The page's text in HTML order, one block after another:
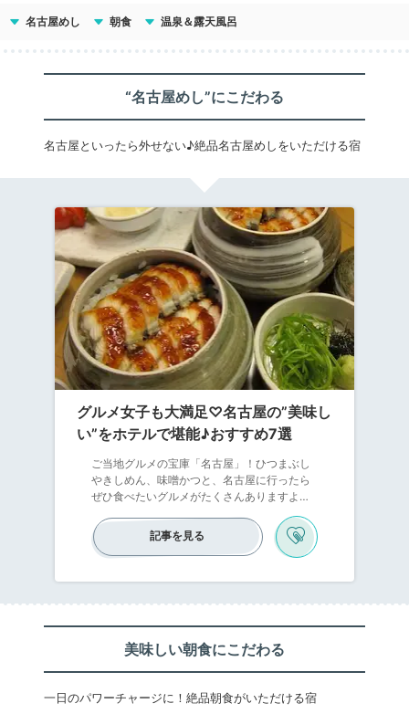
名古屋めし 朝食 温泉＆露天風呂
“名古屋めし”にこだわる
名古屋といったら外せない♪絶品名古屋めしをいただける宿
グルメ女子も大満足♡名古屋の”美味し
い”をホテルで堪能♪おすすめ7選
ご当地グルメの宝庫「名古屋」！ひつまぶし
やきしめん、味噌かつと、名古屋に行ったら
ぜひ食べたいグルメがたくさんありますよね♪
味しいグルメを堪能しませんか？グルメ大好
き女子におすすめしたい、おすすめホテルを
厳選してご紹介します！
記事を見る
美味しい朝食にこだわる
一日のパワーチャージに！絶品朝食がいただける宿